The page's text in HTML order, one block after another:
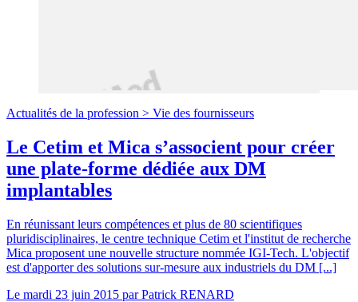
Actualités de la profession > Vie des fournisseurs
Le Cetim et Mica s’associent pour créer
une plate-forme dédiée aux DM
implantables
En réunissant leurs compétences et plus de 80 scientifiques
pluridisciplinaires, le centre technique Cetim et l'institut de recherche
Mica proposent une nouvelle structure nommée IGI-Tech. L'objectif
est d'apporter des solutions sur-mesure aux industriels du DM [...]
Le mardi 23 juin 2015 parPatrick RENARD